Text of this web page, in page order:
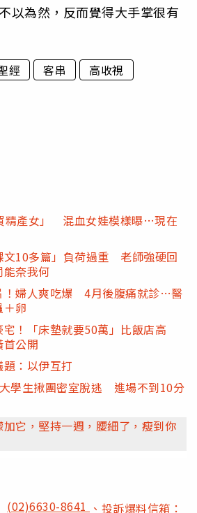
以為然，反而覺得大手掌很有
經 客串 高收視
精產女」 混血女娃模樣曝…現在
文10多篇」負荷過重 老師強硬回
奈我何
！婦人爽吃爆 4月後腹痛就診…醫
卵
！「床墊就要50萬」比飯店高
公開
：以伊互打
學生揪團密室脫逃 進場不到10分
它，堅持一週，腰細了，瘦到你
(02)6630-8641 、投訴爆料信箱：